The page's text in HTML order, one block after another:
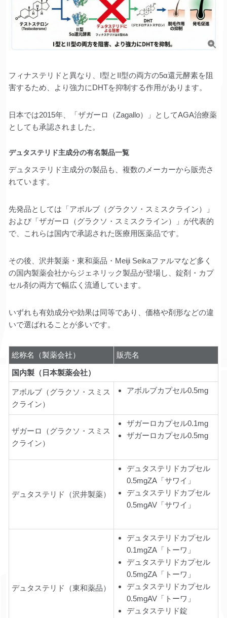
フィナステリドと異なり、I型とII型の両方の5α還元酵素を阻
害するため、より強力にDHTを抑制する作用があります。
日本では2015年、「ザガーロ（Zagallo）」としてAGA治療薬
としても承認されました。
デュタステリド主成分の有名製品一覧
デュタステリド主成分の製品も、複数のメーカーから販売さ
れています。
先発品としては「アボルブ（グラクソ・スミスクライン）」
および「ザガーロ（グラクソ・スミスクライン）」が代表的
で、これらは国内で承認された医療用医薬品です。
その後、沢井製薬・東和薬品・Meiji Seikaファルマなど多く
の国内製薬会社からジェネリック製品が登場し、錠剤・カプ
セル剤の両方で幅広く流通しています。
いずれも有効成分や効果は同等であり、価格や剤形などの違
いで選ばれることが多いです。
総称名（製薬会社） 販売名
国内製（日本製薬会社）
アボルブ（グラクソ・スミス
クライン）
アボルブカプセル0.5mg
ザガーロ（グラクソ・スミス
クライン）
ザガーロカプセル0.1mg
ザガーロカプセル0.5mg
デュタステリド（沢井製薬）
デュタステリドカプセル
0.5mgZA「サワイ」
デュタステリドカプセル
0.5mgAV「サワイ」
デュタステリド（東和薬品）
デュタステリドカプセル
0.1mgZA「トーワ」
デュタステリドカプセル
0.5mgZA「トーワ」
デュタステリドカプセル
0.5mgAV「トーワ」
デュタステリド錠